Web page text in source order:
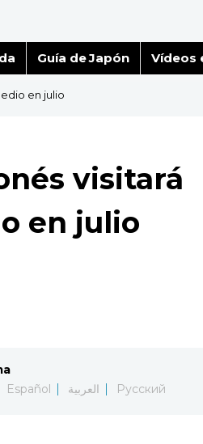
Guía de Japón Vídeos
en julio
visitará
en julio
Español العربية Русский